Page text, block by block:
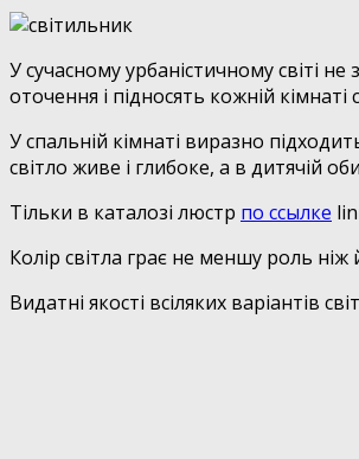
У сучасному урбаністичному світі
оточення і підносять кожній кімнаті
У спальній кімнаті виразно
світло живе і глибоке, а в дитячій
Тільки в каталозі люстр по ссылке
Колір світла грає не меншу роль
Видатні якості всіляких варіантів